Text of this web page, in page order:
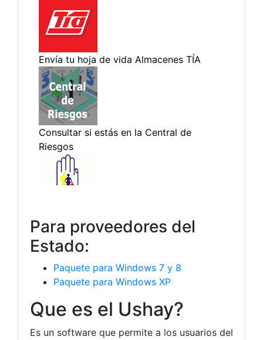
Para proveedores del
Estado:
Paquete para Windows 7 y 8
Paquete para Windows XP
Que es el Ushay?
Es un software que permite a los usuarios del